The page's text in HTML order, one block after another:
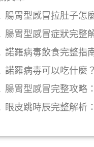
腸胃型感冒拉肚子怎
腸胃型感冒症狀完整
諾羅病毒飲食完整指
諾羅病毒可以吃什麼
腸胃型感冒完整攻略
眼皮跳時辰完整解析